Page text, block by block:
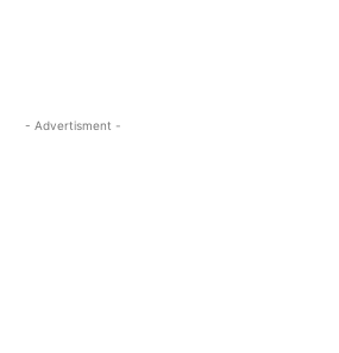
- Advertisment -